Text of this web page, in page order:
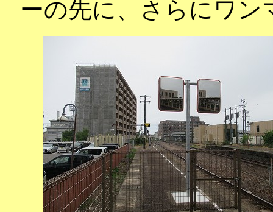
ーの先に、さらにワ